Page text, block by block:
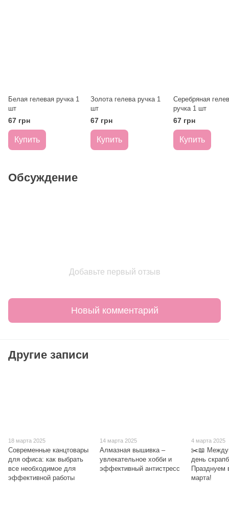
Белая гелевая ручка 1
шт
67 грн
Купить
Золота гелева ручка 1
шт
67 грн
Купить
Серебряная
ручка 1 шт
67 грн
Купить
Обсуждение
Добавьте первый отзыв
Новый комментарий
Другие записи
18 марта 2025
Современные канцтовары
для офиса: как выбрать
все необходимое для
эффективной работы
14 марта 2025
Алмазная вышивка –
увлекательное хобби и
эффективный антистресс
4 марта 2025
✂️📖
день
Празднуем
марта!